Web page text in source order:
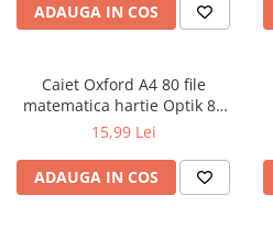
Penare
Penare neechipate
Penare tip etui
Acuarele și pensule școlare
Acuarele școlare și Tempera
Pensule școlare
ADAUGA IN COS
Caiet Oxford A4 80 file
matematica hartie Optik 80
g/mp motiv Teenager
15,99 Lei
ADAUGA IN COS